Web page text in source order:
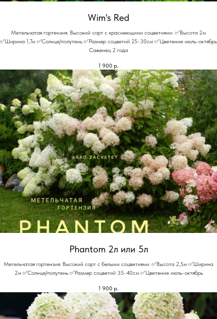
Wim's Red
Метельчатая гортензия. Высокий сорт с краснеющими соцветиями. ✅Высота 2м
✅Ширина 1,7м ✅Солнце/полутень ✅Размер соцветий 25-30см ✅Цветение июль-октябрь
Саженец 2 года
1 900 р.
Phantom 2л или 5л
Метельчатая гортензия. Высокий сорт с белыми соцветиями. ✅Высота 2,5м ✅Ширина
2м ✅Солнце/полутень ✅Размер соцветий 35-40см ✅Цветение июль-октябрь
1 900 р.